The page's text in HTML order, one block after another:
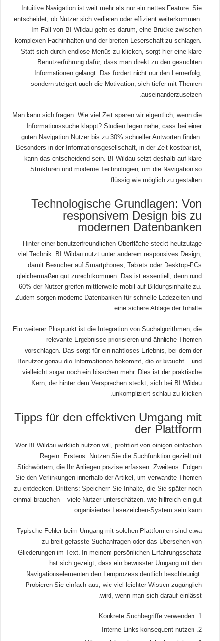
Intuitive Navigation ist weit mehr als nur ein nettes Feature: Sie
entscheidet, ob Nutzer sich verlieren oder effizient weiterkommen.
Im Fall von BI Wildau geht es darum, eine Brücke zwischen
komplexen Fachinhalten und der breiten Leserschaft zu schlagen.
Statt sich durch endlose Menüs zu klicken, sorgt hier eine klare
Benutzerführung dafür, dass man direkt zu den gesuchten
Informationen gelangt. Das fördert nicht nur den Lernerfolg,
sondern steigert auch die Motivation, sich tiefer mit Themen
auseinanderzusetzen.
Man kann sich fragen: Wie viel Zeit sparen wir eigentlich, wenn die
Informationssuche klappt? Studien legen nahe, dass bei einer
guten Navigation Nutzer bis zu 30% schneller Antworten finden.
Besonders in der Informationsgesellschaft, in der Zeit kostbar ist,
kann das entscheidend sein. BI Wildau setzt deshalb auf klare
Strukturen und moderne Technologien, um die Navigation so
flüssig wie möglich zu gestalten.
Technologische Grundlagen: Von
responsivem Design bis zu
modernen Datenbanken
Hinter einer benutzerfreundlichen Oberfläche steckt heutzutage
viel Technik. BI Wildau nutzt unter anderem responsives Design,
damit Besucher auf Smartphones, Tablets oder Desktop-PCs
gleichermaßen gut zurechtkommen. Das ist essentiell, denn rund
60% der Nutzer greifen mittlerweile mobil auf Bildungsinhalte zu.
Zudem sorgen moderne Datenbanken für schnelle Ladezeiten und
eine sichere Ablage der Inhalte.
Ein weiterer Pluspunkt ist die Integration von Suchalgorithmen, die
relevante Ergebnisse priorisieren und ähnliche Themen
vorschlagen. Das sorgt für ein nahtloses Erlebnis, bei dem der
Benutzer genau die Informationen bekommt, die er braucht – und
vielleicht sogar noch ein bisschen mehr. Dies ist der praktische
Kern, der hinter dem Versprechen steckt, sich bei BI Wildau
unkompliziert schlau zu klicken.
Tipps für den effektiven Umgang mit
der Plattform
Wer BI Wildau wirklich nutzen will, profitiert von einigen einfachen
Regeln. Erstens: Nutzen Sie die Suchfunktion gezielt mit
Stichwörtern, die Ihr Anliegen präzise erfassen. Zweitens: Folgen
Sie den Verlinkungen innerhalb der Artikel, um verwandte Themen
zu entdecken. Drittens: Speichern Sie Inhalte, die Sie später noch
einmal brauchen – viele Nutzer unterschätzen, wie hilfreich ein gut
organisiertes Lesezeichen-System sein kann.
Typische Fehler beim Umgang mit solchen Plattformen sind etwa
zu breit gefasste Suchanfragen oder das Übersehen von
Gliederungen im Text. In meinem persönlichen Erfahrungsschatz
hat sich gezeigt, dass ein bewusster Umgang mit den
Navigationselementen den Lernprozess deutlich beschleunigt.
Probieren Sie einfach aus, wie viel leichter Wissen zugänglich
wird, wenn man sich darauf einlässt.
Konkrete Suchbegriffe verwenden
Interne Links konsequent nutzen